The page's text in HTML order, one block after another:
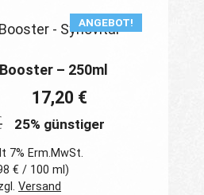
ANGEBOT!
– 250ml
17,20 €
25% günstiger
7% Erm.MwSt.
€ / 100 ml)
Versand